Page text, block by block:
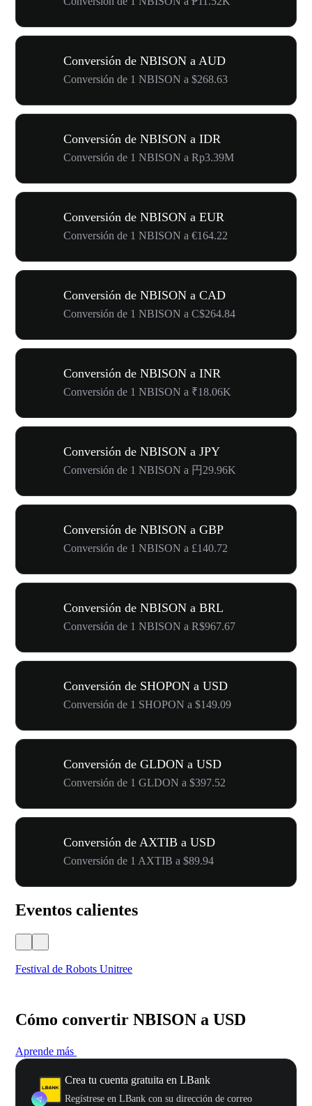
Conversión de NBISON a AUD
Conversión de 1 NBISON a $268.63
Conversión de NBISON a IDR
Conversión de 1 NBISON a Rp3.39M
Conversión de NBISON a EUR
Conversión de 1 NBISON a €164.22
Conversión de NBISON a CAD
Conversión de 1 NBISON a C$264.84
Conversión de NBISON a INR
Conversión de 1 NBISON a ₹18.06K
Conversión de NBISON a JPY
Conversión de 1 NBISON a 円29.96K
Conversión de NBISON a GBP
Conversión de 1 NBISON a £140.72
Conversión de NBISON a BRL
Conversión de 1 NBISON a R$967.67
Conversión de SHOPON a USD
Conversión de 1 SHOPON a $149.09
Conversión de GLDON a USD
Conversión de 1 GLDON a $397.52
Conversión de AXTIB a USD
Conversión de 1 AXTIB a $89.94
Eventos calientes
Festival de Robots Unitree
Cómo convertir NBISON a USD
Aprende más
Crea tu cuenta gratuita en LBank
Regístrese en LBank con su dirección de correo